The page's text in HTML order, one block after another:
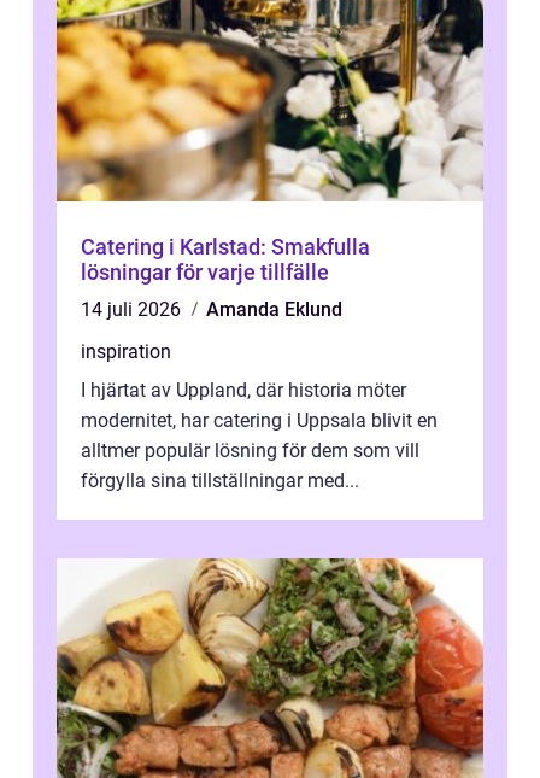
Catering i Karlstad: Smakfulla
lösningar för varje tillfälle
14 juli 2026
Amanda Eklund
inspiration
I hjärtat av Uppland, där historia möter
modernitet, har catering i Uppsala blivit en
alltmer populär lösning för dem som vill
förgylla sina tillställningar med...